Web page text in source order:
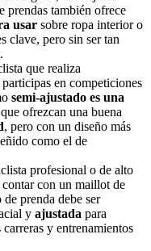
prendas también ofrece
usar sobre ropa interior o
clave, pero sin ser tan
que realiza
en competiciones
semi-ajustado es una
ofrezcan una buena
, pero con un diseño más
como el de
profesional o de alto
con un maillot de
prenda debe ser
y ajustada para
y entrenamientos